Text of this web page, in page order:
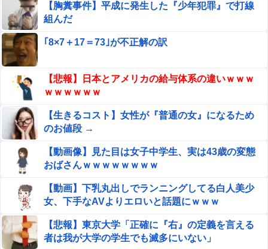
【速報】 専門家「イオンモール熊本の爆心地に”こんなも
の”があったんだけど…」
【エ□漫画】 夏休みに都会からやってきたギャルJKとひょ
んなことで出会って懐かれたんだけど、頻繁にウチにやっ
て来るようになりある日一線を越え...
「キム兄」こと木村祐一さん、誰だか分からないくら
い激変してしまう・・・他
海外「飛田新地でこんなアイドル級の子と即ハメできるの
かよ」⇒ 晒された無修正動画がコチラ
英国人「獲得してくれ」上田綺世、ブライトン移籍が浮
上！三笘薫との日本代表ホットライン実現!?現地サポ大興
奮！「勘弁してくれ」と危惧される懸念点とは!?【海外の
反応】
エロ漫画『怪物の寵愛』をrawやhitomiを使わずに無料で
読む方法│揚げ三昧
【画像】ストリートファイター6の新キャラ、エ●可愛くて
メロメロになるプレイヤーが続出ｗｗｗｗｗ
【胸糞事件】平成に発生した『少年犯罪』で打線
組んだ
｢8×7＋17＝73｣が不正解の訳
【悲報】日本とアメリカの給与体系の違いｗｗｗ
ｗｗｗｗｗｗ
【生きるコスト】女性が『普通の女』になるため
のお値段 →
【動画像】見た目は女子中学生、実は43歳の変態
おばさんｗｗｗｗｗｗｗｗ
【動画】下乳丸出しでランニングしてる白人美少
女、下手なAVよりエロいと話題にｗｗｗ
【悲報】東京大学「正確に『右』の定義を言える
者は我が大学の学生でも滅多にいない」
Sponsored Link